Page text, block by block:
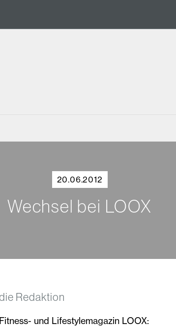
20.06.2012
Wechsel bei LOOX
Redaktion
und Lifestylemagazin LOOX: